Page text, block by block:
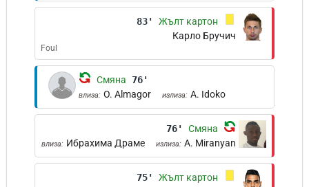
83'
Жълт картон
Карло Бручич
Foul
Смяна 76'
влиза: O. Almagor излиза: A. Idoko
76' Смяна
влиза: Ибрахима Драме излиза: A. Miranyan
75'
Жълт картон